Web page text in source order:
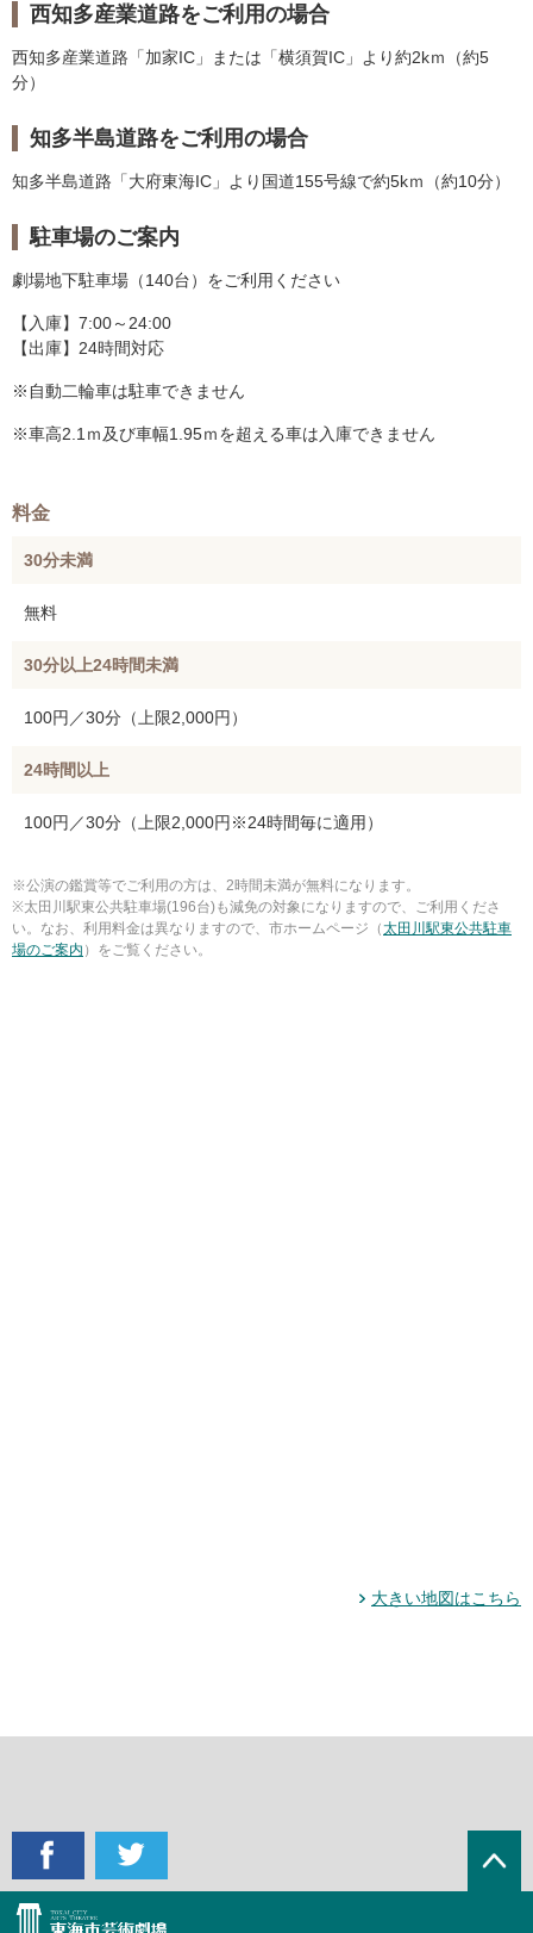
西知多産業道路をご利用の場合
西知多産業道路「加家IC」または「横須賀IC」より約2kｍ（約5
分）
知多半島道路をご利用の場合
知多半島道路「大府東海IC」より国道155号線で約5kｍ（約10分）
駐車場のご案内
劇場地下駐車場（140台）をご利用ください
【入庫】7:00～24:00
【出庫】24時間対応
※自動二輪車は駐車できません
※車高2.1ｍ及び車幅1.95ｍを超える車は入庫できません
料金
30分未満
無料
30分以上24時間未満
100円／30分（上限2,000円）
24時間以上
100円／30分（上限2,000円※24時間毎に適用）
※公演の鑑賞等でご利用の方は、2時間未満が無料になります。
※太田川駅東公共駐車場(196台)も減免の対象になりますので、ご利用くださ
い。なお、利用料金は異なりますので、市ホームページ（太田川駅東公共駐車
場のご案内 ）をご覧ください。
大きい地図はこちら